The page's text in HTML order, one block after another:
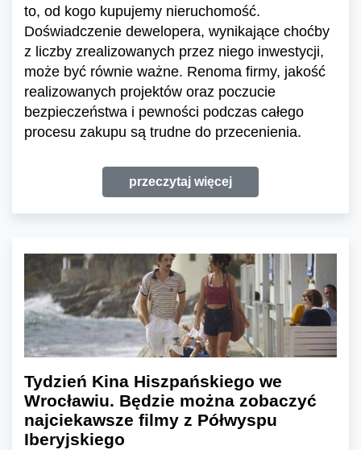
to, od kogo kupujemy nieruchomość.
Doświadczenie dewelopera, wynikające choćby
z liczby zrealizowanych przez niego inwestycji,
może być równie ważne. Renoma firmy, jakość
realizowanych projektów oraz poczucie
bezpieczeństwa i pewności podczas całego
procesu zakupu są trudne do przecenienia.
przeczytaj więcej
Tydzień Kina Hiszpańskiego we
Wrocławiu. Będzie można zobaczyć
najciekawsze filmy z Półwyspu
Iberyjskiego